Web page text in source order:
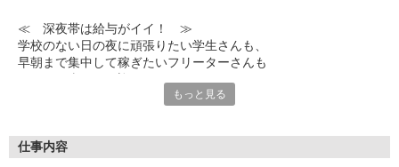
≪ 深夜帯は給与がイイ！ ≫
学校のない日の夜に頑張りたい学生さんも、
早朝まで集中して稼ぎたいフリーターさんも
オシャレを捨てる必要はありません！
もっと見る
仕事内容